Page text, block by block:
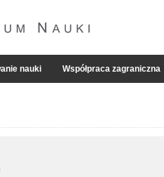
nauki Współpraca zagraniczna